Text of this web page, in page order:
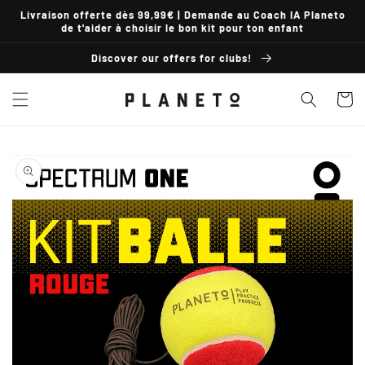
Skip to
content
Livraison offerte dès 99,99€ | Demande au Coach IA Planeto
de t'aider à choisir le bon kit pour ton enfant
Discover our offers for clubs!
Basket
Skip to
product
information